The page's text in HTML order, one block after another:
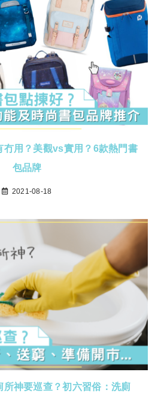
冇用？美觀vs實用？6款熱門書
包品牌
2021-08-18
所神要巡查？初六習俗：洗廁